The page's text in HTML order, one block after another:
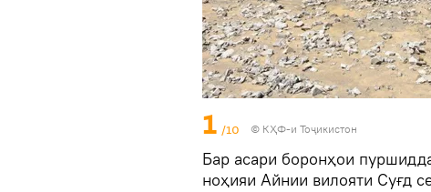
1 /10 © КҲФ-и Тоҷикистон
Бар асари боронҳои
ноҳияи Айнии вилояти Суғд